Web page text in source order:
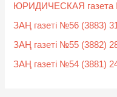
ЮРИДИЧЕСКАЯ газета
ЗАҢ газеті №56 (3883)
ЗАҢ газеті №55 (3882)
ЗАҢ газеті №54 (3881)